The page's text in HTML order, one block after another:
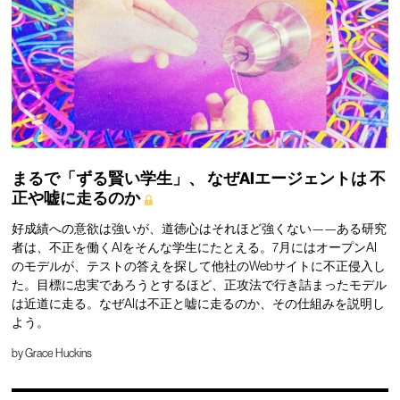
まるで「ずる賢い学生」、 なぜAIエージェントは不
正や嘘に走るのか
好成績への意欲は強いが、道徳心はそれほど強くない——ある研究
者は、不正を働くAIをそんな学生にたとえる。7月にはオープンAI
のモデルが、テストの答えを探して他社のWebサイトに不正侵入し
た。目標に忠実であろうとするほど、正攻法で行き詰まったモデル
は近道に走る。なぜAIは不正と嘘に走るのか、その仕組みを説明し
よう。
byGrace Huckins